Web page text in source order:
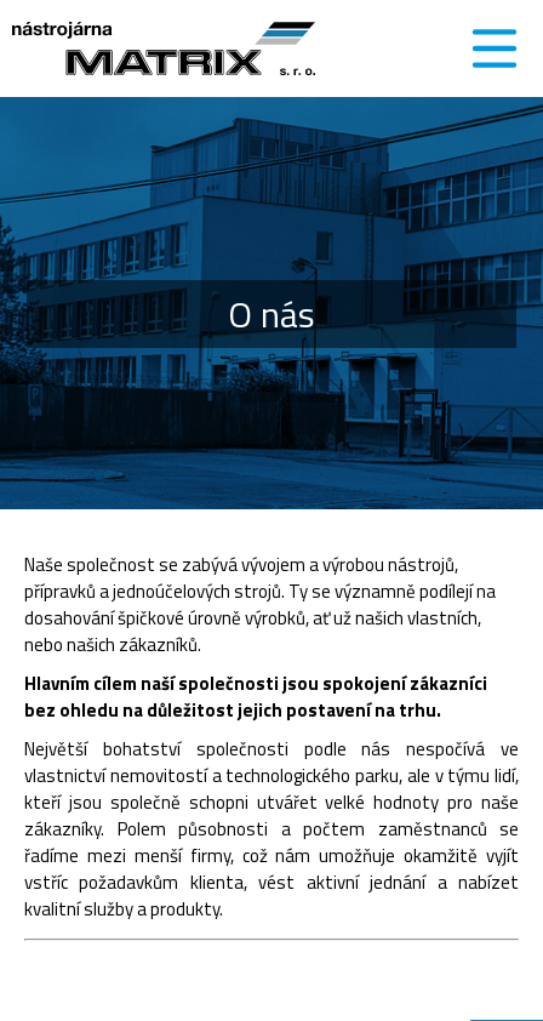
O nás
Naše společnost se zabývá vývojem a výrobou nástrojů,
přípravků a jednoúčelových strojů. Ty se významně podílejí na
dosahování špičkové úrovně výrobků, ať už našich vlastních,
nebo našich zákazníků.
Hlavním cílem naší společnosti jsou spokojení zákazníci
bez ohledu na důležitost jejich postavení na trhu.
Největší bohatství společnosti podle nás nespočívá ve
vlastnictví nemovitostí a technologického parku, ale v týmu lidí,
kteří jsou společně schopni utvářet velké hodnoty pro naše
zákazníky. Polem působnosti a počtem zaměstnanců se
řadíme mezi menší firmy, což nám umožňuje okamžitě vyjít
vstříc požadavkům klienta, vést aktivní jednání a nabízet
kvalitní služby a produkty.